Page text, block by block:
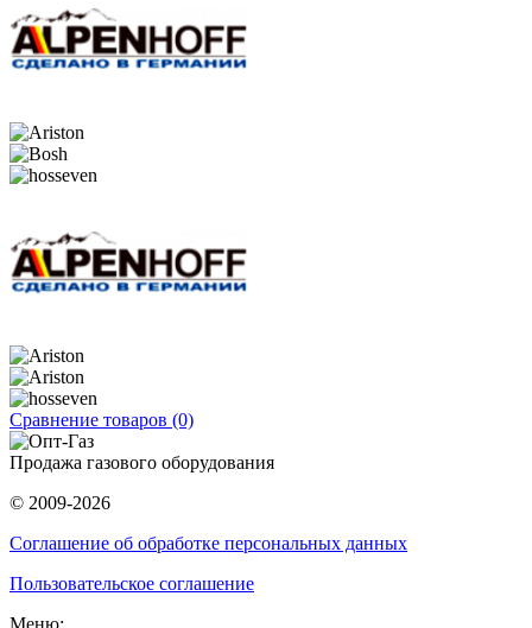
Сравнение товаров (0)
Продажа газового оборудования
© 2009-2026
Соглашение об обработке персональных данных
Пользовательское соглашение
Меню: